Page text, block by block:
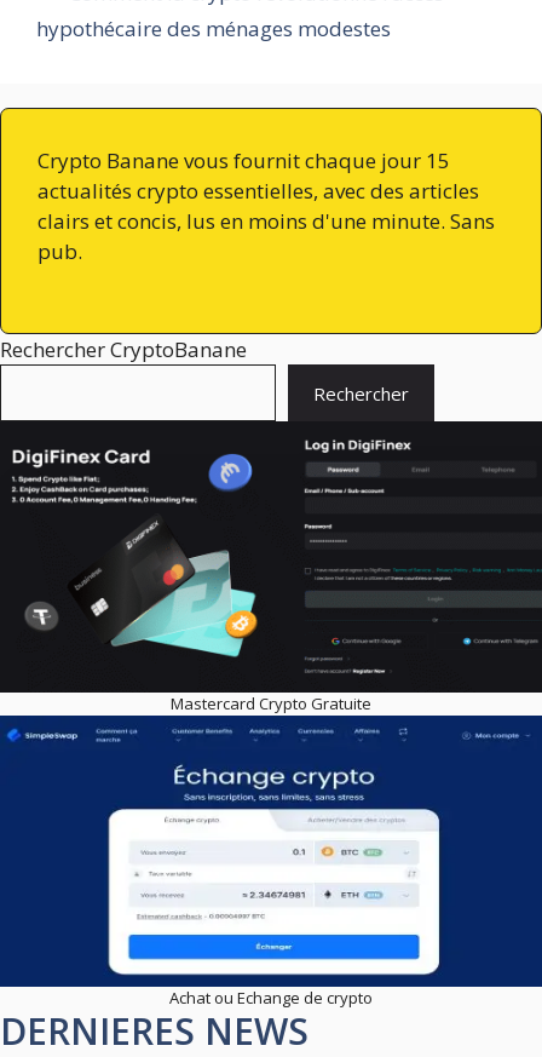
hypothécaire des ménages modestes
Crypto Banane vous fournit chaque jour 15
actualités crypto essentielles, avec des articles
clairs et concis, lus en moins d'une minute. Sans
pub.
Rechercher CryptoBanane
Rechercher
Mastercard Crypto Gratuite
Achat ou Echange de crypto
DERNIERES NEWS